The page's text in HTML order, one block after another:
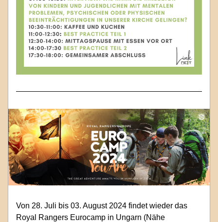
Von 28. Juli bis 03. August 2024 findet wieder das
Royal Rangers Eurocamp in Ungarn (Nähe